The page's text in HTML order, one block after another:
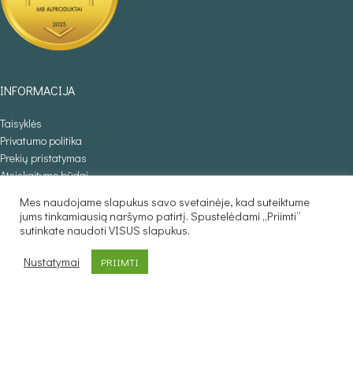
INFORMACIJA
Taisyklės
Privatumo politika
Prekių pristatymas
Atsiskaitymo būdai
KLIENTAMS
Kurjerio užsakymas
Individualus užsakymas
Mes naudojame slapukus savo svetainėje, kad suteiktume
jums tinkamiausią naršymo patirtį. Spustelėdami „Priimti“
sutinkate naudoti VISUS slapukus.
Nustatymai PRIIMTI